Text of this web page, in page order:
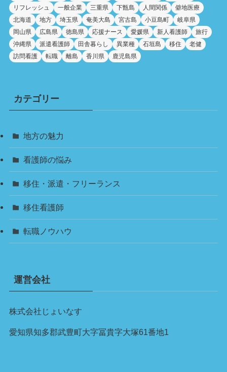
リフレッシュ
一般企業 三重県 下甑島 人間関係
僻地医療
北海道
地方 埼玉県 奄美大島 宮古島 小豆島町
岐阜県
岡山県
広島県 徳島県 応援ナース 愛媛県 新人看護師
旅行
沖縄県
派遣看護師 田舎暮らし 異業種 石垣島 移住
老健
訪問看護
転職 離島 香川県 鹿児島県
カテゴリー
地方の魅力
看護師の悩み
移住・派遣・フリーランス
移住看護師
転職ノウハウ
運営会社
株式会社じょいなす
愛知県知多郡武豊町大字冨貴字大塚61番地1